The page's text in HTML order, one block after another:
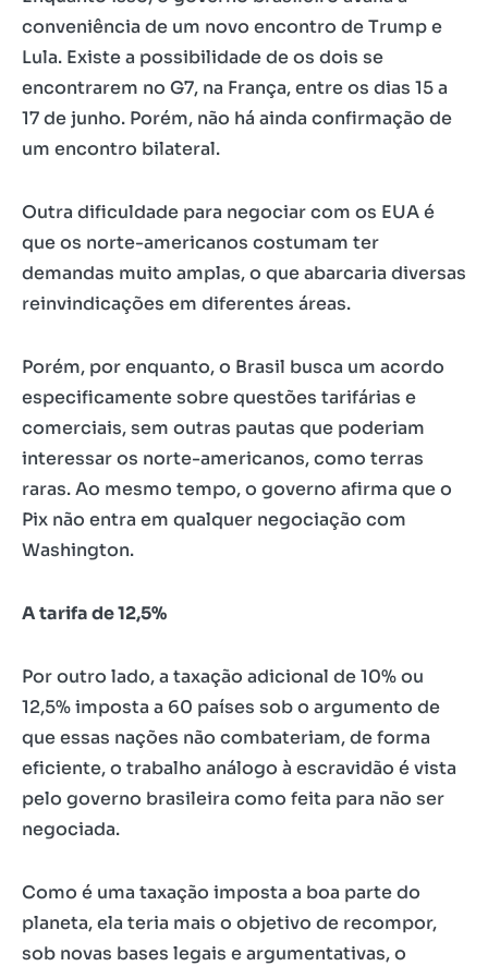
conveniência de um novo encontro de Trump e
Lula. Existe a possibilidade de os dois se
encontrarem no G7, na França, entre os dias 15 a
17 de junho. Porém, não há ainda confirmação de
um encontro bilateral.
Outra dificuldade para negociar com os EUA é
que os norte-americanos costumam ter
demandas muito amplas, o que abarcaria diversas
reinvindicações em diferentes áreas.
Porém, por enquanto, o Brasil busca um acordo
especificamente sobre questões tarifárias e
comerciais, sem outras pautas que poderiam
interessar os norte-americanos, como terras
raras. Ao mesmo tempo, o governo afirma que o
Pix não entra em qualquer negociação com
Washington.
A tarifa de 12,5%
Por outro lado, a taxação adicional de 10% ou
12,5% imposta a 60 países sob o argumento de
que essas nações não combateriam, de forma
eficiente, o trabalho análogo à escravidão é vista
pelo governo brasileira como feita para não ser
negociada.
Como é uma taxação imposta a boa parte do
planeta, ela teria mais o objetivo de recompor,
sob novas bases legais e argumentativas, o